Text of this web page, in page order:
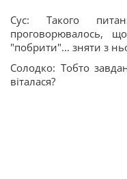
Сус: Такого
проговорювалось,
"побрити"... зняти з
Солодко: Тобто
віталася?